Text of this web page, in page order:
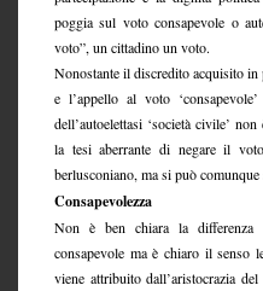
poggia sul voto consapevole o
voto”, un cittadino un voto.
Nonostante il discredito acquisito
e l’appello al voto
dell’autoelettasi ‘società civile’
la tesi aberrante di negare il voto
berlusconiano, ma si può
Consapevolezza
Non è ben chiara la differenza
consapevole ma è chiaro il senso
viene attribuito dall’aristocrazia